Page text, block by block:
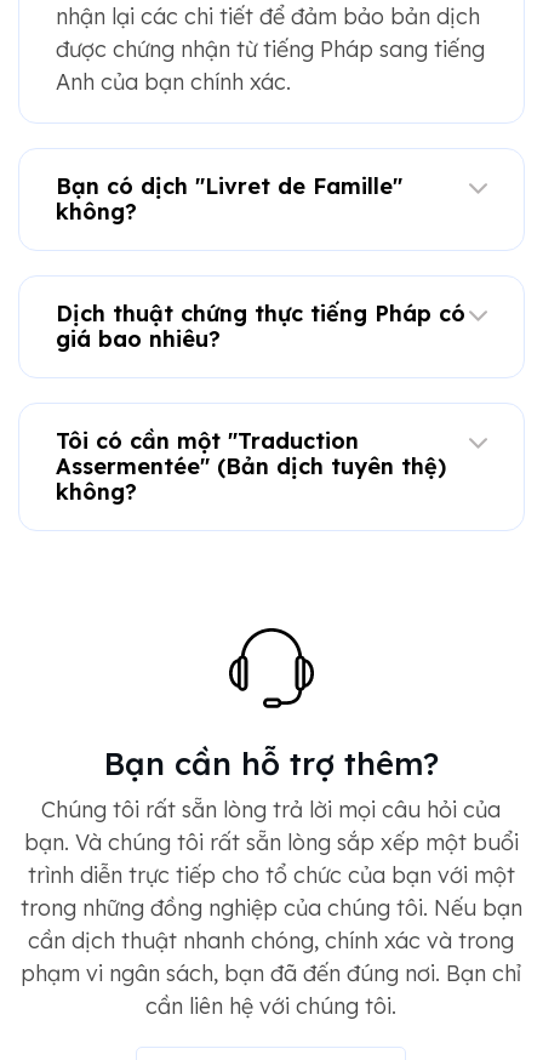
nhận lại các chi tiết để đảm bảo bản dịch
được chứng nhận từ tiếng Pháp sang tiếng
Anh của bạn chính xác.
Bạn có dịch "Livret de Famille"
không?
Dịch thuật chứng thực tiếng Pháp có
giá bao nhiêu?
Tôi có cần một "Traduction
Assermentée" (Bản dịch tuyên thệ)
không?
Bạn cần hỗ trợ thêm?
Chúng tôi rất sẵn lòng trả lời mọi câu hỏi của
bạn. Và chúng tôi rất sẵn lòng sắp xếp một buổi
trình diễn trực tiếp cho tổ chức của bạn với một
trong những đồng nghiệp của chúng tôi. Nếu bạn
cần dịch thuật nhanh chóng, chính xác và trong
phạm vi ngân sách, bạn đã đến đúng nơi. Bạn chỉ
cần liên hệ với chúng tôi.